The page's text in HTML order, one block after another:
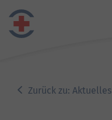
Zurück zu: Aktuelles